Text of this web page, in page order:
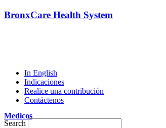
BronxCare Health System
In English
Indicaciones
Realice una contribución
Contáctenos
Search
Medicos